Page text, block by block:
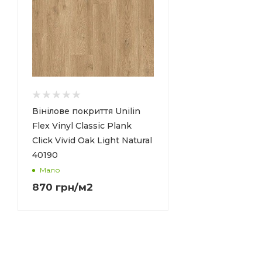
Вінілове покриття Unilin
Flex Vinyl Classic Plank
Click Vivid Oak Light Natural
40190
Мало
870 грн/м2